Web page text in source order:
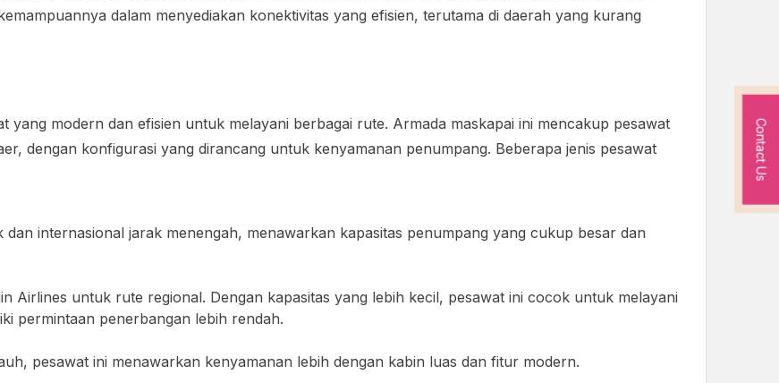
dalam menyediakan konektivitas yang efisien, terutama di daerah yang kurang
yang modern dan efisien untuk melayani berbagai rute. Armada maskapai ini mencakup pesawat
dengan konfigurasi yang dirancang untuk kenyamanan penumpang. Beberapa jenis pesawat
internasional jarak menengah, menawarkan kapasitas penumpang yang cukup besar dan
Airlines untuk rute regional. Dengan kapasitas yang lebih kecil, pesawat ini cocok untuk melayani
permintaan penerbangan lebih rendah.
pesawat ini menawarkan kenyamanan lebih dengan kabin luas dan fitur modern.
Contact Us